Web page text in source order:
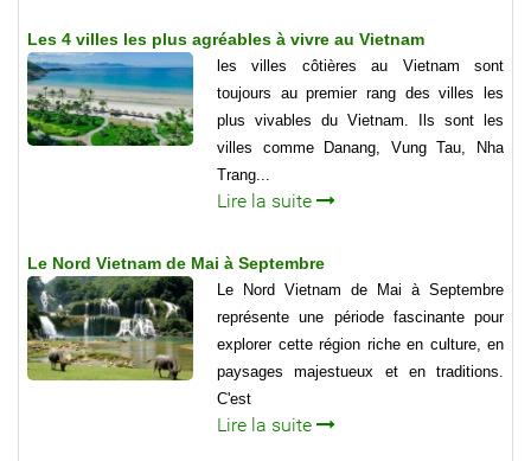
Les 4 villes les plus agréables à vivre au Vietnam
les villes côtières au Vietnam sont
toujours au premier rang des villes les
plus vivables du Vietnam. Ils sont les
villes comme Danang, Vung Tau, Nha
Trang...
Lire la suite
Le Nord Vietnam de Mai à Septembre
Le Nord Vietnam de Mai à Septembre
représente une période fascinante pour
explorer cette région riche en culture, en
paysages majestueux et en traditions.
C'est
Lire la suite